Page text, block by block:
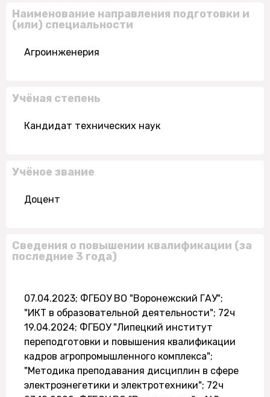
Наименование направления подготовки и
(или) специальности
Агроинженерия
Учёная степень
Кандидат технических наук
Учёное звание
Доцент
Сведения о повышении квалификации (за
последние 3 года)
07.04.2023; ФГБОУ ВО "Воронежский ГАУ";
"ИКТ в образовательной деятельности"; 72ч
19.04.2024; ФГБОУ "Липецкий институт
переподготовки и повышения квалификации
кадров агропромышленного комплекса";
"Методика преподавания дисциплин в сфере
электроэнегетики и электротехники"; 72ч